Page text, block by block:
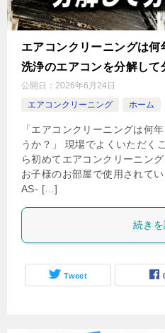
エアコンクリーニングは
洗浄のエアコンを分解して
公開日： 2026年6月24日
エアコンクリーニング
ホーム
「エアコンクリーニングは何
うか？」 現場でよくいただく
ら初めてエアコンクリーニン
お子様のお部屋で使用されて
AS- […]
続き
Tweet